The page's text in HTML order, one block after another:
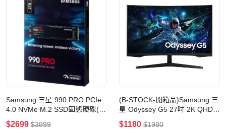
Samsung 三星 990 PRO PCIe
4.0 NVMe M.2 SSD固態硬碟(請
保留包裝, 以便日後保養)(Non
Heatsink-2TB)
$2699 $3899
(B-STOCK-開箱品)Samsung 三
星 Odyssey G5 27吋 2K QHD
165Hz VA 1000R 曲面電競顯示
器(有一點死點)
$1180 $1980